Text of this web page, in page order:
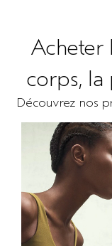
Acheter
corps, la
Découvrez nos